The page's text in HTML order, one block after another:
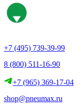
+7 (495) 739-39-99
8 (800) 511-16-90
+7 (965) 369-17-04
shop@pneumax.ru